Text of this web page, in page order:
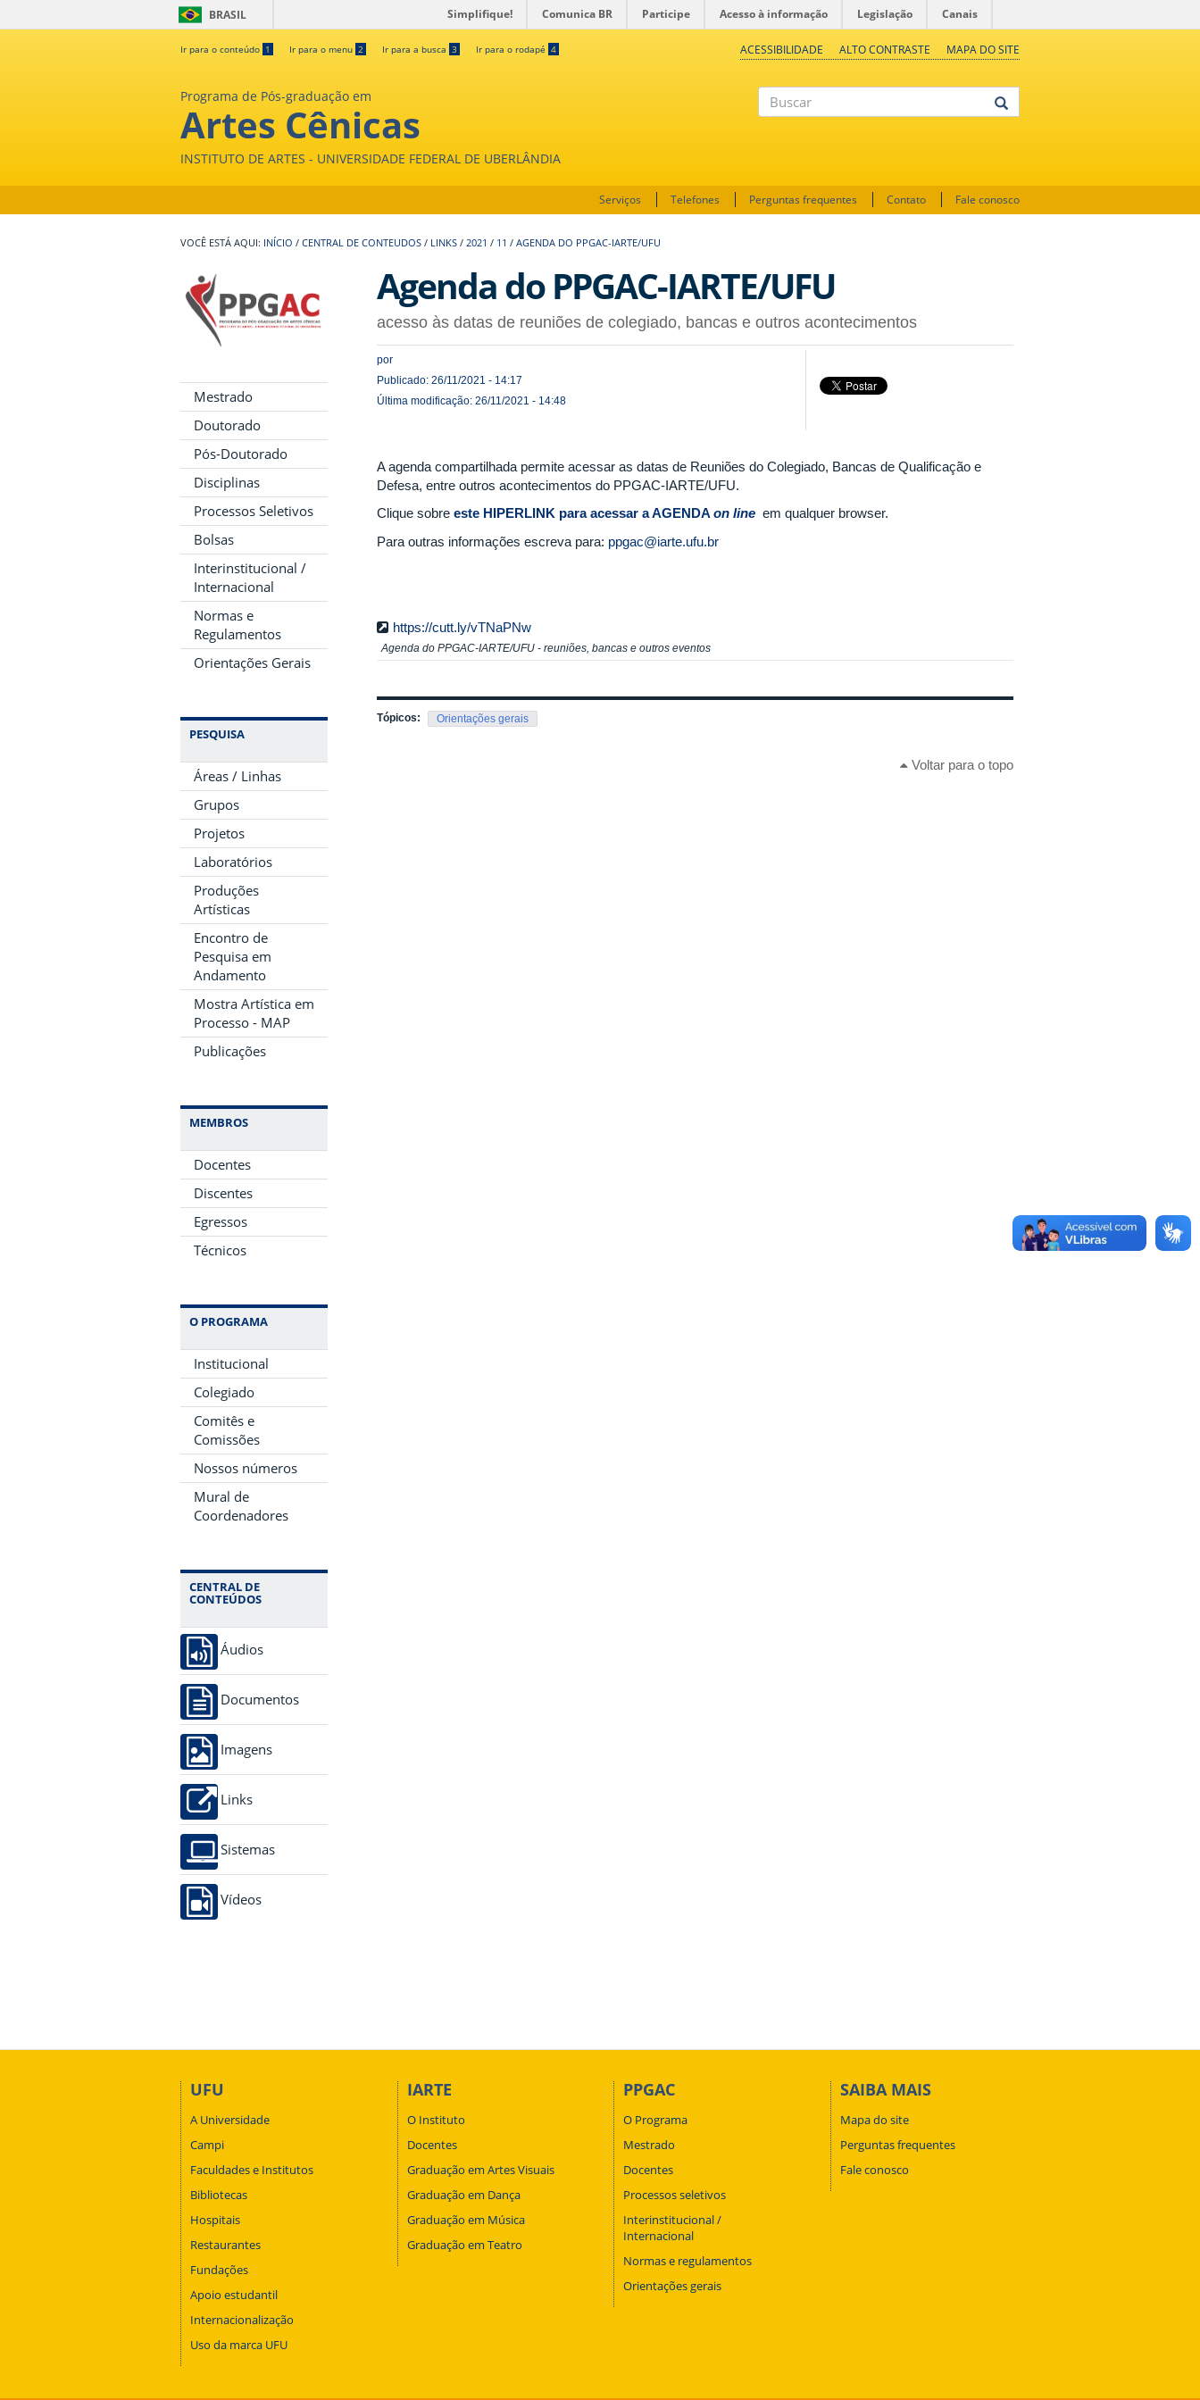
BRASIL Simplifique! Comunica BR Participe Acesso à informação Legislação Canais
Ir para o conteúdo 1 Ir para o menu 2 Ir para a busca 3 Ir para o rodapé 4 ACESSIBILIDADE ALTO CONTRASTE MAPA DO SITE
Programa de Pós-graduação em
Artes Cênicas
INSTITUTO DE ARTES - UNIVERSIDADE FEDERAL DE UBERLÂNDIA
Serviços Telefones Perguntas frequentes Contato Fale conosco
INÍCIO / CENTRAL DE CONTEUDOS / LINKS / 2021 / 11 / AGENDA DO PPGAC-IARTE/UFU
Mestrado
Doutorado
Pós-Doutorado
Disciplinas
Processos Seletivos
Bolsas
Interinstitucional /
Internacional
Normas e
Regulamentos
Orientações Gerais
PESQUISA
Áreas / Linhas
Grupos
Projetos
Laboratórios
Produções
Artísticas
Encontro de
Pesquisa em
Andamento
Mostra Artística em
Processo - MAP
Publicações
MEMBROS
Docentes
Discentes
Egressos
Técnicos
O PROGRAMA
Institucional
Colegiado
Comitês e
Comissões
Nossos números
Mural de
Coordenadores
CENTRAL DE
CONTEÚDOS
Áudios
Documentos
Imagens
Links
Sistemas
Vídeos
Agenda do PPGAC-IARTE/UFU
acesso às datas de reuniões de colegiado, bancas e outros acontecimentos
por
Publicado: 26/11/2021 - 14:17
Última modificação: 26/11/2021 - 14:48
A agenda compartilhada permite acessar as datas de Reuniões do Colegiado, Bancas de Qualificação e
Defesa, entre outros acontecimentos do PPGAC-IARTE/UFU.
Clique sobre este HIPERLINK para acessar a AGENDA on line em qualquer browser.
Para outras informações escreva para: ppgac@iarte.ufu.br
https://cutt.ly/vTNaPNw
Agenda do PPGAC-IARTE/UFU - reuniões, bancas e outros eventos
Tópicos: Orientações gerais
Voltar para o topo
UFU
A Universidade
Campi
Faculdades e Institutos
Bibliotecas
Hospitais
Restaurantes
Fundações
Apoio estudantil
Internacionalização
Uso da marca UFU
IARTE
O Instituto
Docentes
Graduação em Artes Visuais
Graduação em Dança
Graduação em Música
Graduação em Teatro
PPGAC
O Programa
Mestrado
Docentes
Processos seletivos
Interinstitucional /
Internacional
Normas e regulamentos
Orientações gerais
SAIBA MAIS
Mapa do site
Perguntas frequentes
Fale conosco